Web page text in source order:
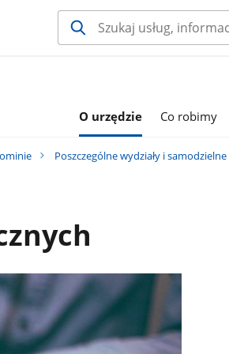
O urzędzie Co robimy
Poszczególne wydziały i